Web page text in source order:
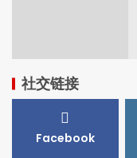
社交链接
Facebook